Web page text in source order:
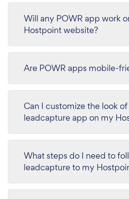
Will any POWR app work
Hostpoint website?
Are POWR apps mobile-
Can I customize the look
leadcapture app on my
What steps do I need to
leadcapture to my